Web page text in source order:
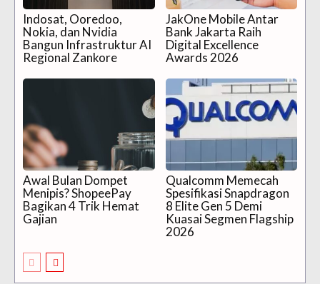
Indosat, Ooredoo,
Nokia, dan Nvidia
Bangun Infrastruktur AI
Regional Zankore
JakOne Mobile Antar
Bank Jakarta Raih
Digital Excellence
Awards 2026
Awal Bulan Dompet
Menipis? ShopeePay
Bagikan 4 Trik Hemat
Gajian
Qualcomm Memecah
Spesifikasi Snapdragon
8 Elite Gen 5 Demi
Kuasai Segmen Flagship
2026